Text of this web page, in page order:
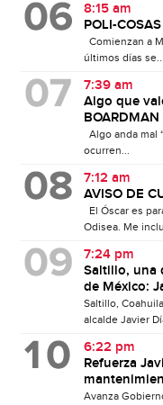
8:15 am
POLI-COSAS
Comienzan a
últimos días se...
7:39 am
Algo que
BOARDMAN
Algo anda mal
ocurren...
7:12 am
AVISO DE
El Óscar es
Odisea. Me
7:24 pm
Saltillo, una
de México:
Saltillo,
alcalde Javier
6:22 pm
Refuerza
Avanza